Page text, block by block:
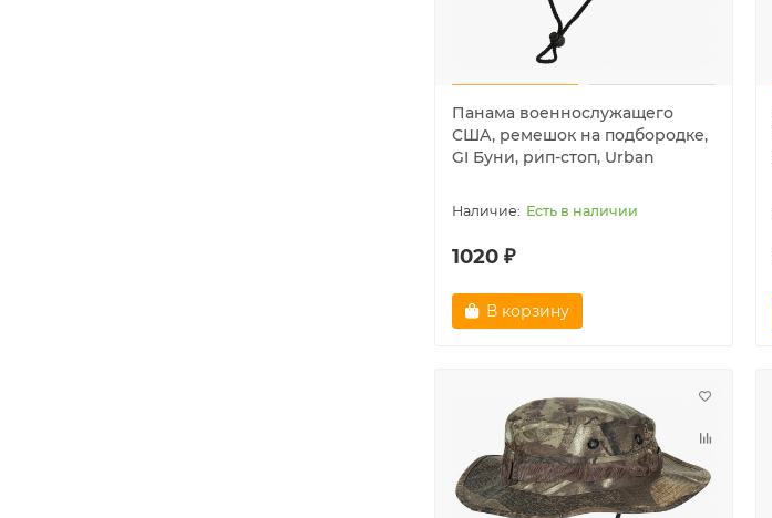
Панама военнослужащего
США, ремешок на подбородке,
GI Буни, рип-стоп, Urban
Есть в наличии
1020 ₽
В корзину